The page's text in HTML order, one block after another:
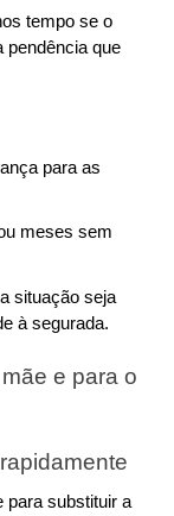
tempo se o
pendência que
para as
meses sem
situação seja
à segurada.
e para o
para substituir a